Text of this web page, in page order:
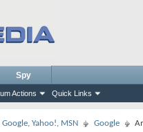
Actions Quick Links
Spy
Yahoo!, MSN Google